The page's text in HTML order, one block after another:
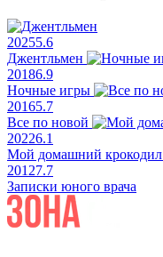
20255.6
Джентльмен
20186.9
Ночные игры
20165.7
Все по новой
20226.1
Мой домашний крокодил
20127.7
Записки юного врача